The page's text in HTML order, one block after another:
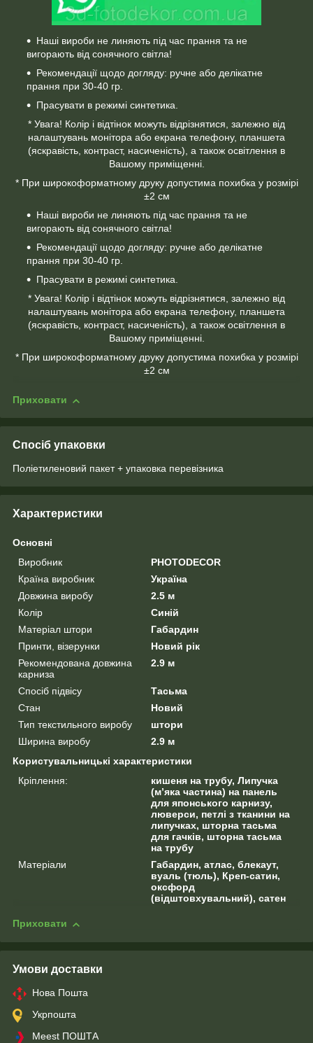
Наші вироби не линяють під час прання та не
вигорають від сонячного світла!
Рекомендації щодо догляду: ручне або делікатне
прання при 30-40 гр.
Прасувати в режимі синтетика.
* Увага! Колір і відтінок можуть відрізнятися, залежно від
налаштувань монітора або екрана телефону, планшета
(яскравість, контраст, насиченість), а також освітлення в
Вашому приміщенні.
* При широкоформатному друку допустима похибка у розмірі
±2 см
Наші вироби не линяють під час прання та не
вигорають від сонячного світла!
Рекомендації щодо догляду: ручне або делікатне
прання при 30-40 гр.
Прасувати в режимі синтетика.
* Увага! Колір і відтінок можуть відрізнятися, залежно від
налаштувань монітора або екрана телефону, планшета
(яскравість, контраст, насиченість), а також освітлення в
Вашому приміщенні.
* При широкоформатному друку допустима похибка у розмірі
±2 см
Приховати
Спосіб упаковки
Поліетиленовий пакет + упаковка перевізника
Характеристики
Основні
Виробник
PHOTODECOR
Країна виробник
Україна
Довжина виробу
2.5 м
Колір
Синій
Матеріал штори
Габардин
Принти, візерунки
Новий рік
Рекомендована довжина
карниза
2.9 м
Спосіб підвісу
Тасьма
Стан
Новий
Тип текстильного виробу
штори
Ширина виробу
2.9 м
Користувальницькі характеристики
Кріплення:
кишеня на трубу, Липучка
(м’яка частина) на панель
для японського карнизу,
люверси, петлі з тканини на
липучках, шторна тасьма
для гачків, шторна тасьма
на трубу
Матеріали
Габардин, атлас, блекаут,
вуаль (тюль), Креп-сатин,
оксфорд
(відштовхувальний), сатен
Приховати
Умови доставки
Нова Пошта
Укрпошта
Meest ПОШТА